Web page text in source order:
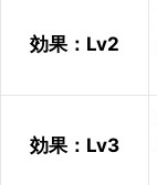
効果：Lv2
効果：Lv3